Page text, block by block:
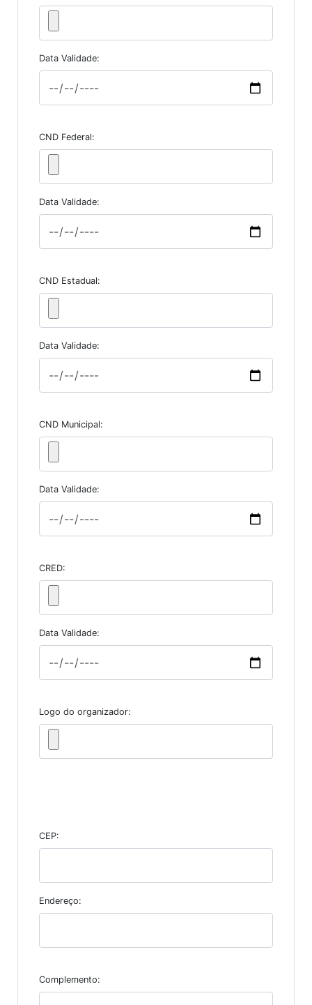
Data Validade:
CND Federal:
Data Validade:
CND Estadual:
Data Validade:
CND Municipal:
Data Validade:
CRED:
Data Validade:
Logo do organizador:
CEP:
Endereço:
Complemento: